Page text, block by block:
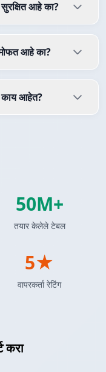
करा
सुरक्षित आहे का?
आहे का?
काय आहेत?
50M+
तयार केलेले टेबल
5★
वापरकर्ता रेटिंग